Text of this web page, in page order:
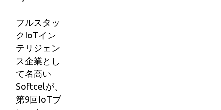
フルスタッ
クIoTイン
テリジェン
ス企業とし
て名高い
Softdelが、
第9回IoTブ